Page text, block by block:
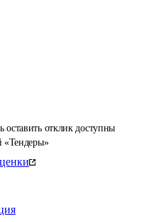
отклик доступны
«Тендеры»